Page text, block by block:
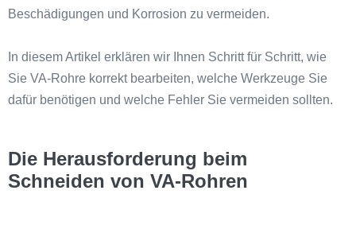
Beschädigungen und Korrosion zu vermeiden.
In diesem Artikel erklären wir Ihnen Schritt für Schritt, wie
Sie VA-Rohre korrekt bearbeiten, welche Werkzeuge Sie
dafür benötigen und welche Fehler Sie vermeiden sollten.
Die Herausforderung beim
Schneiden von VA-Rohren